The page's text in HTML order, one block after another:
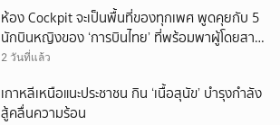
ห้อง Cockpit จะเป็นพื้นที่ของทุกเพศ พูดคุยกับ 5
นักบินหญิงของ ‘การบินไทย’ ที่พร้อมพาผู้โดยสาร
บินไปทั่วโลก
2 วันที่แล้ว
เกาหลีเหนือแนะประชาชน กิน ‘เนื้อสุนัข’ บำรุงกำลัง
สู้คลื่นความร้อน